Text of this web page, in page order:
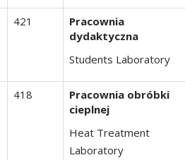
421
Pracownia
dydaktyczna
Students Laboratory
418
Pracownia obróbki
cieplnej
Heat Treatment
Laboratory